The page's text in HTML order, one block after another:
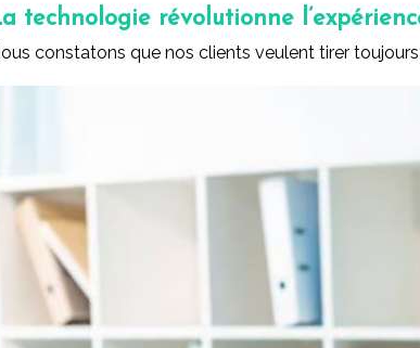
technologie révolutionne
constatons que nos clients veulent tirer